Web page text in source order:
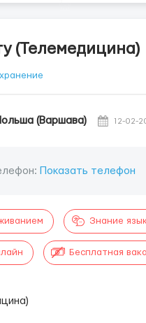
(Телемедицина)
Польша (Варшава) 12-02-
Показать телефон
Знание
Бесплатная